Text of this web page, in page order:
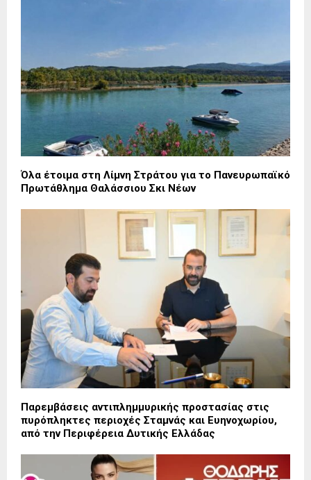
Όλα έτοιμα στη Λίμνη Στράτου για το Πανευρωπαϊκό
Πρωτάθλημα Θαλάσσιου Σκι Νέων
Παρεμβάσεις αντιπλημμυρικής προστασίας στις
πυρόπληκτες περιοχές Σταμνάς και Ευηνοχωρίου,
από την Περιφέρεια Δυτικής Ελλάδας